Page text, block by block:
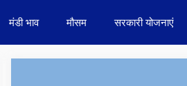
मंडी भाव मौसम सरकारी योजनाएं